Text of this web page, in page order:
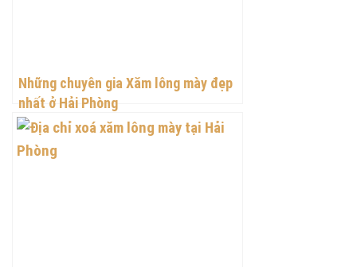
Những chuyên gia Xăm lông mày đẹp
nhất ở Hải Phòng